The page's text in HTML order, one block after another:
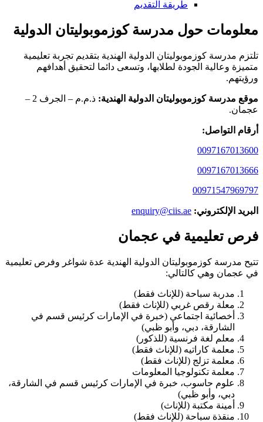
طريقة التقديم
معلومات حول مدرسة كوزموبوليتان الدولية
تلتزم مدرسة كوزموبوليتان الدولية الهندية بتقديم تجربة تعليمية
متميزة وعالية الجودة لطلابها، وتسعى دائما لتحقيق أهدافهم
ورؤيتهم.
موقع مدرسة كوزموبوليتان الدولية الهندية:
ذ.م.م – الجرف 2 –
عجمان.
أرقام التواصل:
0097167013600
0097167013666
00971547969797
البريد الإلكتروني: enquiry@ciis.ae
فرص تعليمية في عجمان
تتيح مدرسة كوزموبوليتان الدولية الهندية عدة شواغر وفرص تعليمية
في عجمان وهي كالتالي:
مدربة سباحة (للإناث فقط)
معلة رقص غربي (للإناث فقط)
أخصائية اجتماعي (خبرة في الإمارات كرئيس قسم في
الشارقة، دبي، وأبو ظبي)
معلم لغة فرنسية (للذكور)
معلمة كاراتيه (للإناث فقط)
معلمة تزلج (للإناث فقط)
معلمة تكنولوجيا المعلومات
علوم حاسوب، خبرة في الإمارات كرئيس قسم في الشارقة،
دبي، وأبو ظبي)
أمينة مكتبة (للإناث)
منقذة سباحة (للإناث فقط)